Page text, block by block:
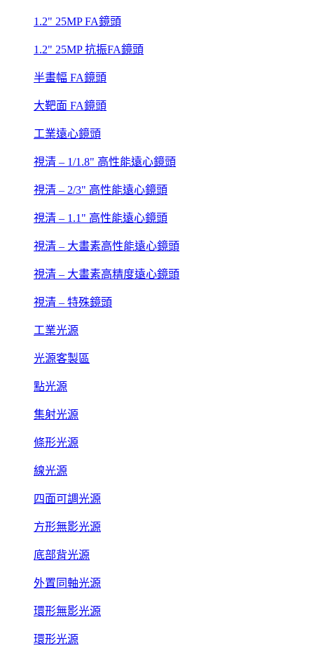
1.2" 25MP FA鏡頭
1.2" 25MP 抗振FA鏡頭
半畫幅 FA鏡頭
大靶面 FA鏡頭
工業遠心鏡頭
視清 – 1/1.8" 高性能遠心鏡頭
視清 – 2/3" 高性能遠心鏡頭
視清 – 1.1" 高性能遠心鏡頭
視清 – 大畫素高性能遠心鏡頭
視清 – 大畫素高精度遠心鏡頭
視清 – 特殊鏡頭
工業光源
光源客製區
點光源
集射光源
條形光源
線光源
四面可調光源
方形無影光源
底部背光源
外置同軸光源
環形無影光源
環形光源